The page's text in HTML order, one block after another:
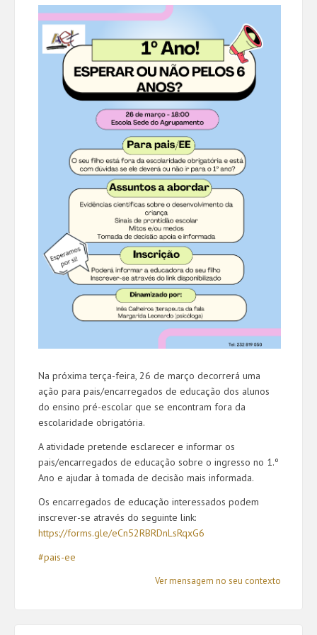
Na próxima terça-feira, 26 de março decorrerá uma
ação para pais/encarregados de educação dos alunos
do ensino pré-escolar que se encontram fora da
escolaridade obrigatória.
A atividade pretende esclarecer e informar os
pais/encarregados de educação sobre o ingresso no 1.º
Ano e ajudar à tomada de decisão mais informada.
Os encarregados de educação interessados podem
inscrever-se através do seguinte link:
https://forms.gle/eCn52RBRDnLsRqxG6
#pais-ee
Ver mensagem no seu contexto